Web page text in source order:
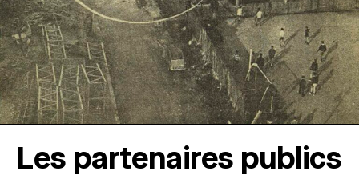
Les partenaires publics